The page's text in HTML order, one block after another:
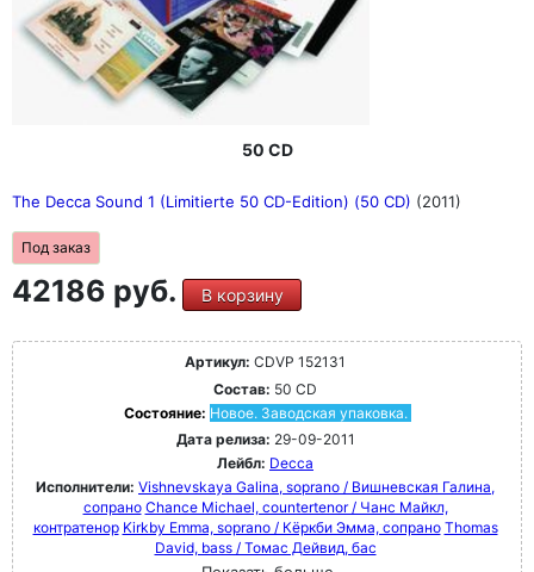
50 CD
The Decca Sound 1 (Limitierte 50 CD-Edition) (50 CD) (2011)
Под заказ
42186 руб. В корзину
Артикул: CDVP 152131
Состав: 50 CD
Состояние: Новое. Заводская упаковка.
Дата релиза: 29-09-2011
Лейбл: Decca
Исполнители: Vishnevskaya Galina, soprano / Вишневская Галина,
сопрано Chance Michael, countertenor / Чанс Майкл,
контратенор Kirkby Emma, soprano / Кёркби Эмма, сопрано Thomas
David, bass / Томас Дейвид, бас